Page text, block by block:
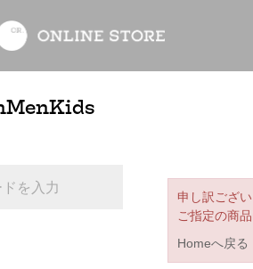
MenKids
申し訳ござい
ご指定の商
Homeへ戻る